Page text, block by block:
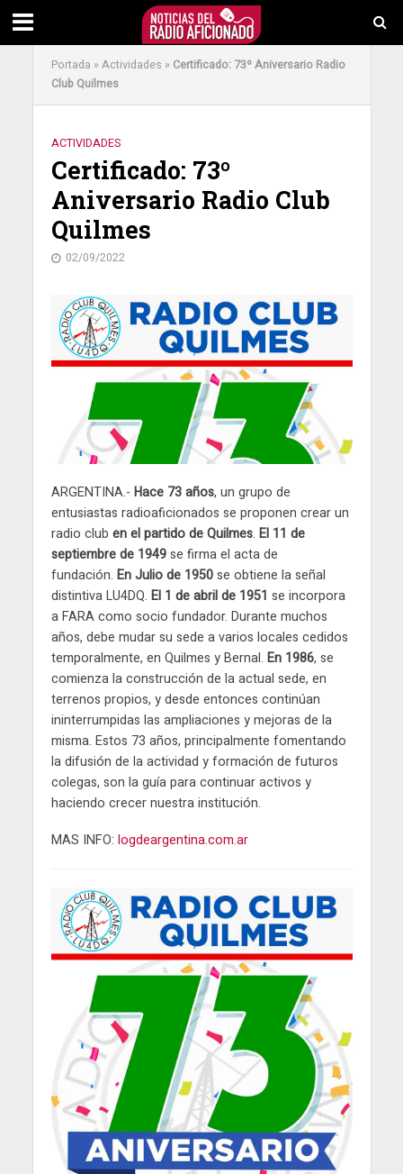
Portada »Actividades » Certificado: 73º Aniversario Radio
Club Quilmes
ACTIVIDADES
Certificado: 73º
Aniversario Radio Club
Quilmes
02/09/2022
ARGENTINA.- Hace 73 años, un grupo de
entusiastas radioaficionados se proponen crear un
radio club en el partido de Quilmes. El 11 de
septiembre de 1949se firma el acta de
fundación. En Julio de 1950se obtiene la señal
distintiva LU4DQ. El 1 de abril de 1951 se incorpora
a FARA como socio fundador. Durante muchos
años, debe mudar su sede a varios locales cedidos
temporalmente, en Quilmes y Bernal. En 1986, se
comienza la construcción de la actual sede, en
terrenos propios, y desde entonces continúan
ininterrumpidas las ampliaciones y mejoras de la
misma. Estos 73 años, principalmente fomentando
la difusión de la actividad y formación de futuros
colegas, son la guía para continuar activos y
haciendo crecer nuestra institución.
MAS INFO: logdeargentina.com.ar